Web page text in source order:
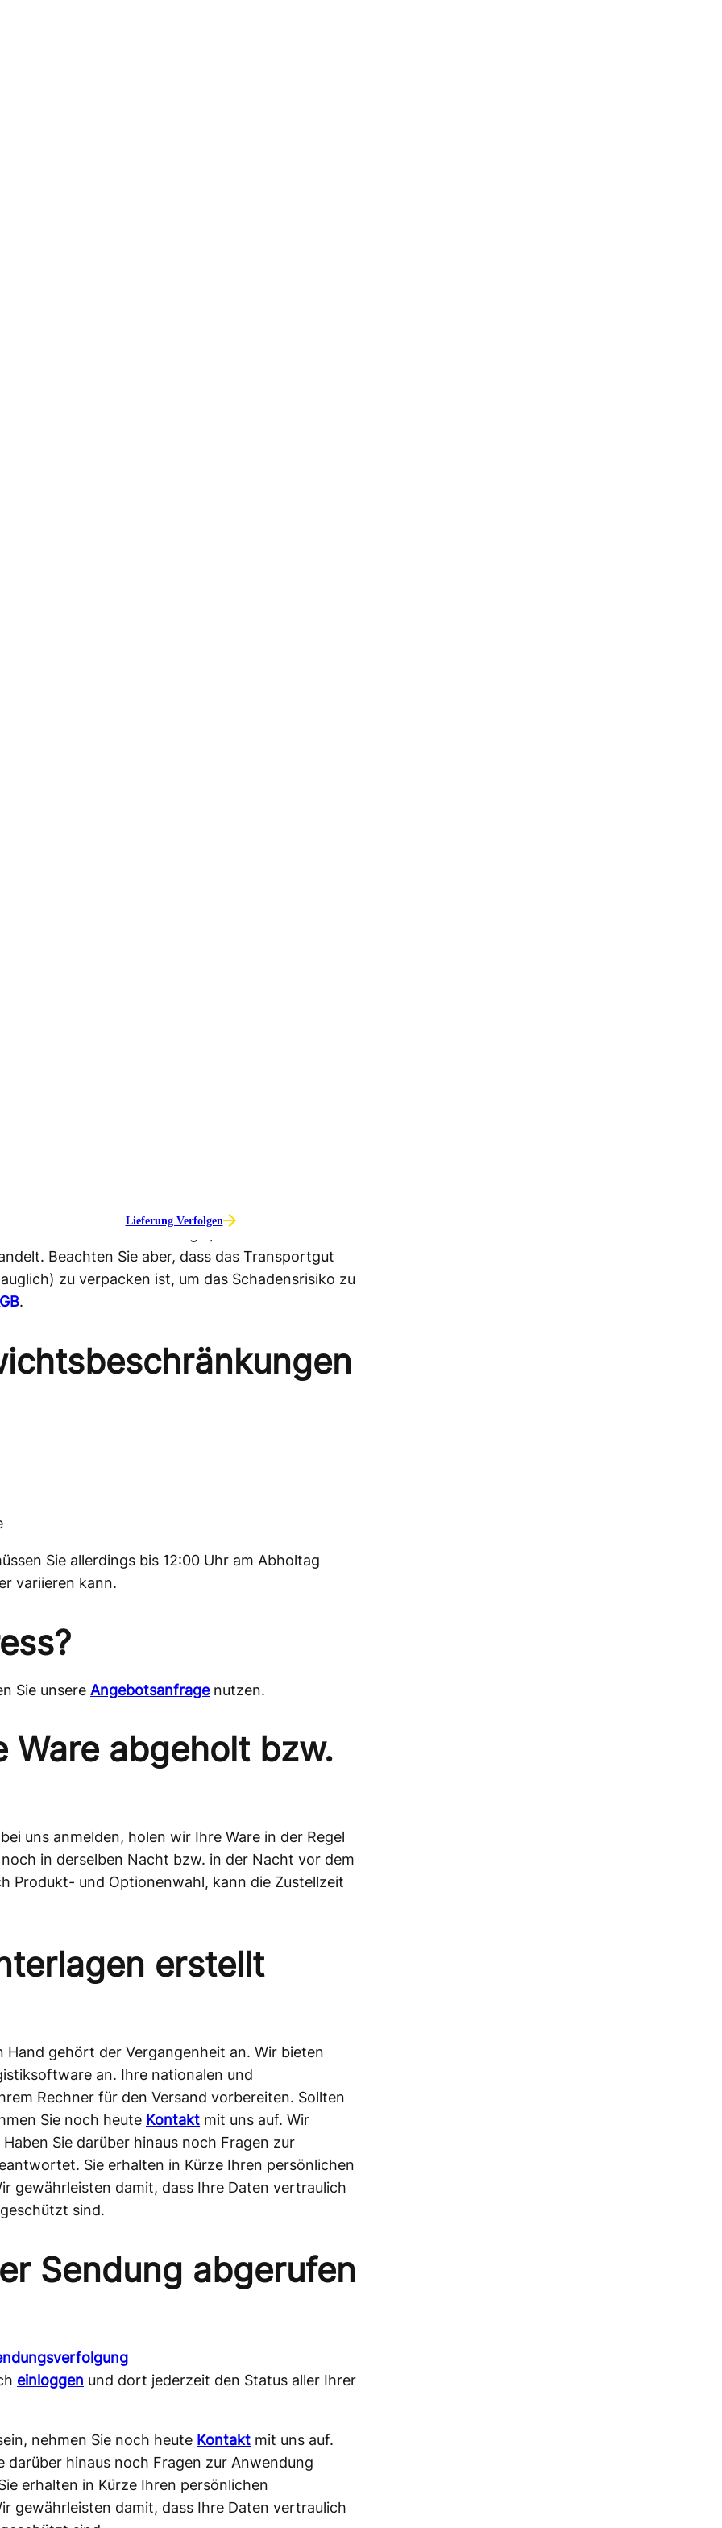
Lieferung Verfolgen
am
A zwischen 14:00 Uhr und 18:00 Uhr durch. Die
der Nacht zum nächsten Werktag, in der Regel
vor Ort ist, erfolgt die Zustellung an einen
B. der Kofferraum eines Servicefahrzeuges, ein
wo sie gebraucht werden. Ihre Mitarbeiter
sie wertvolle Zeit und generieren mehr
nox aufgeführt. Sollten dennoch Fragen zum
unabhängig von der Anwesenheit
eines individuellen, möglichst abschließbaren
dabei!
und
Ihnen mit unseren vielfältigen Produktoptionen
für Ihre After-Sales-Logistik an.
werden?
Beachten Sie aber, dass das Transportgut
zu verpacken ist, um das Schadensrisiko zu
.
Sie allerdings bis 12:00 Uhr am Abholtag
variieren kann.
Sie unsere Angebotsanfragenutzen.
Ware abgeholt bzw.
uns anmelden, holen wir Ihre Ware in der Regel
in derselben Nacht bzw. in der Nacht vor dem
Produkt- und Optionenwahl, kann die Zustellzeit
erstellt
Hand gehört der Vergangenheit an. Wir bieten
an. Ihre nationalen und
Rechner für den Versand vorbereiten. Sollten
Sie noch heute Kontakt mit uns auf. Wir
Sie darüber hinaus noch Fragen zur
Sie erhalten in Kürze Ihren persönlichen
gewährleisten damit, dass Ihre Daten vertraulich
sind.
Sendung abgerufen
einloggen und dort jederzeit den Status aller Ihrer
nehmen Sie noch heute Kontakt mit uns auf.
darüber hinaus noch Fragen zur Anwendung
erhalten in Kürze Ihren persönlichen
gewährleisten damit, dass Ihre Daten vertraulich